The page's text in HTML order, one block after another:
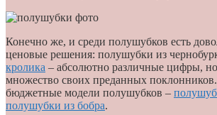
Конечно же, и среди полушубков есть
ценовые решения: полушубки из
кролика – абсолютно различные цифры,
множество своих преданных
бюджетные модели полушубков –
полушубки из бобра.